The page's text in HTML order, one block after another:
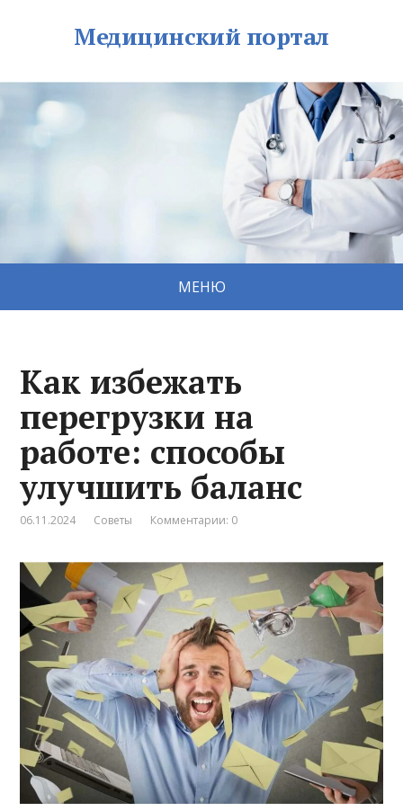
Медицинский портал
МЕНЮ
Как избежать
перегрузки на
работе: способы
улучшить баланс
06.11.2024 Советы Комментарии: 0